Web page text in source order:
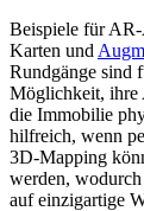
Beispiele für
Karten und
Rundgänge sind
Möglichkeit, ihre
die Immobilie
hilfreich, wenn
3D-Mapping
werden,
auf einzigartige